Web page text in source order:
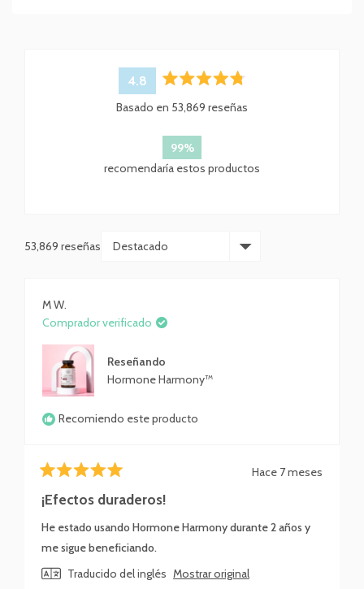
4.8
4.8
estrellas
Basado en 53,869 reseñas
99%
recomendaría estos productos
53,869 reseñas
M W.
Comprador verificado
Reseñando
Hormone Harmony™
Recomiendo este producto
5
de
estrellas
Hace 7 meses
¡Efectos duraderos!
He estado usando Hormone Harmony durante 2 años y
me sigue beneficiando.
Traducido del inglés Mostrar original